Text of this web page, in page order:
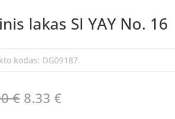
lakas SI YAY No. 16
kodas: DG09187
€ Original
8.33 €Current